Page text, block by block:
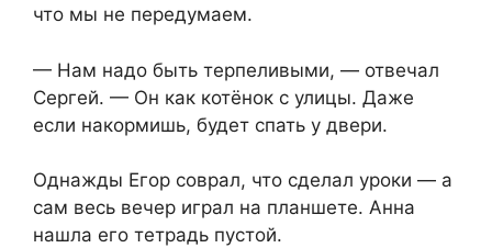
что мы не передумаем.
— Нам надо быть терпеливыми, — отвечал
Сергей. — Он как котёнок с улицы. Даже
если накормишь, будет спать у двери.
Однажды Егор соврал, что сделал уроки — а
сам весь вечер играл на планшете. Анна
нашла его тетрадь пустой.